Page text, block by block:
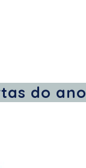
do ano